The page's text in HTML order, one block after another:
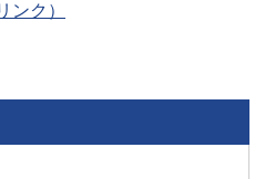
ンク）